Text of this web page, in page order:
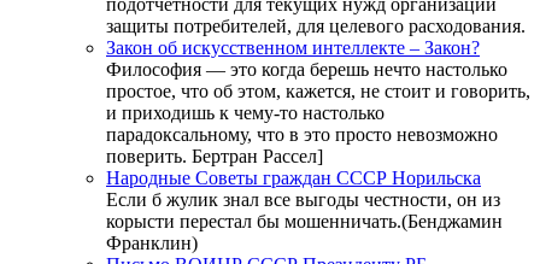
подотчетности для текущих нужд организации
защиты потребителей, для целевого расходования.
Закон об искусственном интеллекте – Закон?
Философия — это когда берешь нечто настолько
простое, что об этом, кажется, не стоит и говорить,
и приходишь к чему-то настолько
парадоксальному, что в это просто невозможно
поверить. Бертран Рассел]
Народные Советы граждан СССР Норильска
Если б жулик знал все выгоды честности, он из
корысти перестал бы мошенничать.(Бенджамин
Франклин)